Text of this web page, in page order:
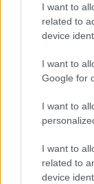
I want to
related to
device
I want to
Google for
I want to
I want to
related to
device